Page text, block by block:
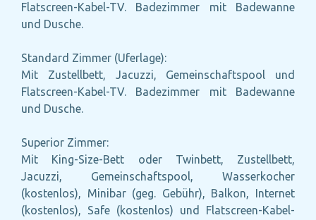
Flatscreen-Kabel-TV. Badezimmer mit Badewanne
und Dusche.
Standard Zimmer (Uferlage):
Mit Zustellbett, Jacuzzi, Gemeinschaftspool und
Flatscreen-Kabel-TV. Badezimmer mit Badewanne
und Dusche.
Superior Zimmer:
Mit King-Size-Bett oder Twinbett, Zustellbett,
Jacuzzi, Gemeinschaftspool, Wasserkocher
(kostenlos), Minibar (geg. Gebühr), Balkon, Internet
(kostenlos), Safe (kostenlos) und Flatscreen-Kabel-